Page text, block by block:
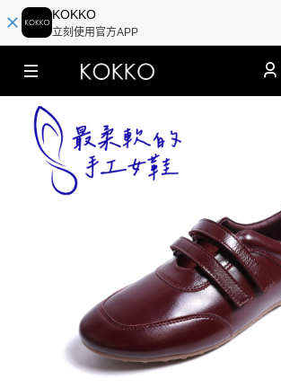
KOKKO
立刻使用官方APP